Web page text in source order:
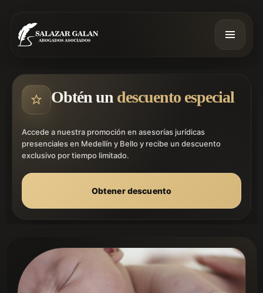
Obtén un descuento especial
Accede a nuestra promoción en asesorías jurídicas
presenciales en Medellín y Bello y recibe un descuento
exclusivo por tiempo limitado.
Obtener descuento